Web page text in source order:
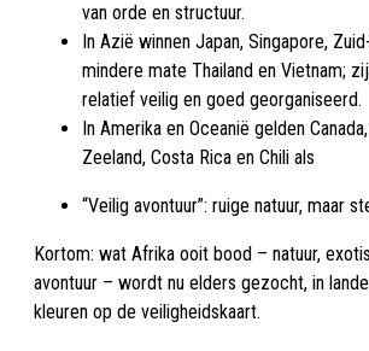
van orde en structuur.
In Azië winnen Japan, Singapore,
mindere mate Thailand en Vietnam;
relatief veilig en goed georganiseerd.
In Amerika en Oceanië gelden
Zeeland, Costa Rica en Chili als
“Veilig avontuur”: ruige natuur, maar
Kortom: wat Afrika ooit bood – natuur,
avontuur – wordt nu elders gezocht, in
kleuren op de veiligheidskaart.